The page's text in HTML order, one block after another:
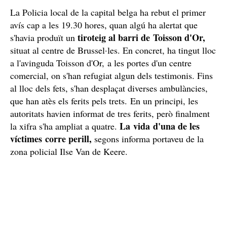
La Policia local de la capital belga ha rebut el primer
avís cap a les 19.30 hores, quan algú ha alertat que
s'havia produït un tiroteig al barri de Toisson d'Or,
situat al centre de Brussel·les. En concret, ha tingut lloc
a l'avinguda Toisson d'Or, a les portes d'un centre
comercial, on s'han refugiat algun dels testimonis. Fins
al lloc dels fets, s'han desplaçat diverses ambulàncies,
que han atès els ferits pels trets. En un principi, les
autoritats havien informat de tres ferits, però finalment
la xifra s'ha ampliat a quatre. La vida d'una de les
víctimes corre perill, segons informa portaveu de la
zona policial Ilse Van de Keere.